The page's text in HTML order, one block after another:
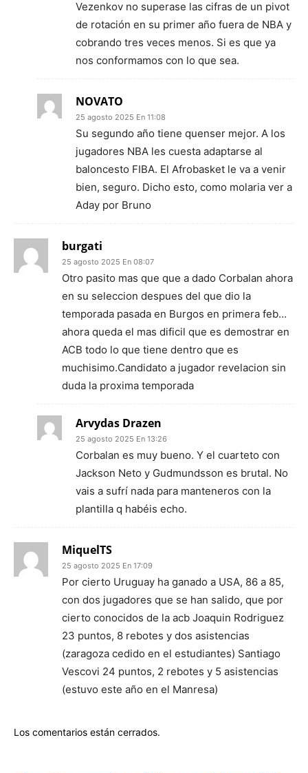
Vezenkov no superase las cifras de un pivot
de rotación en su primer año fuera de NBA y
cobrando tres veces menos. Si es que ya
nos conformamos con lo que sea.
NOVATO
25 agosto 2025 En 11:08
Su segundo año tiene quenser mejor. A los
jugadores NBA les cuesta adaptarse al
baloncesto FIBA. El Afrobasket le va a venir
bien, seguro. Dicho esto, como molaria ver a
Aday por Bruno
burgati
25 agosto 2025 En 08:07
Otro pasito mas que que a dado Corbalan ahora
en su seleccion despues del que dio la
temporada pasada en Burgos en primera feb…
ahora queda el mas dificil que es demostrar en
ACB todo lo que tiene dentro que es
muchisimo.Candidato a jugador revelacion sin
duda la proxima temporada
Arvydas Drazen
25 agosto 2025 En 13:26
Corbalan es muy bueno. Y el cuarteto con
Jackson Neto y Gudmundsson es brutal. No
vais a sufrí nada para manteneros con la
plantilla q habéis echo.
MiquelTS
25 agosto 2025 En 17:09
Por cierto Uruguay ha ganado a USA, 86 a 85,
con dos jugadores que se han salido, que por
cierto conocidos de la acb Joaquin Rodriguez
23 puntos, 8 rebotes y dos asistencias
(zaragoza cedido en el estudiantes) Santiago
Vescovi 24 puntos, 2 rebotes y 5 asistencias
(estuvo este año en el Manresa)
Los comentarios están cerrados.